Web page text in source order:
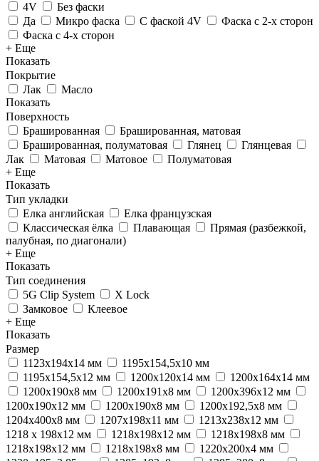
4V
Без фаски
Да
Микро фаска С фаской 4V
Фаска с 2-х сторон
Фаска с 4-х сторон
+ Еще
Показать
Покрытие
Лак
Масло
Показать
Поверхность
Брашированная
Брашированная, матовая
Брашированная, полуматовая
Глянец
Глянцевая
Лак
Матовая Матовое
Полуматовая
+ Еще
Показать
Тип укладки
Елка английская
Елка французская
Классическая ёлка
Плавающая
Прямая (разбежкой,
палубная, по диагонали)
+ Еще
Показать
Тип соединения
5G Clip System
X Lock
Замковое
Клеевое
+ Еще
Показать
Размер
1123x194x14 мм
1195x154,5x10 мм
1195x154,5x12 мм
1200x120x14 мм
1200x164x14 мм
1200x190x8 мм
1200x191x8 мм
1200x396x12 мм
1200х190х12 мм
1200х190х8 мм
1200х192,5х8 мм
1204x400x8 мм
1207x198x11 мм
1213x238x12 мм
1218 х 198x12 мм
1218х198x12 мм
1218х198x8 мм
1218х198х12 мм
1218х198х8 мм
1220x200x4 мм